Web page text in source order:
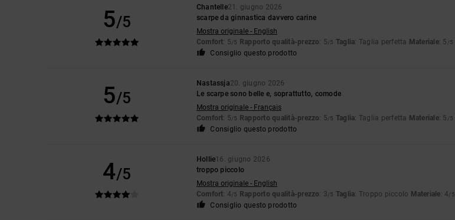
5/5
Chantelle21. giugno 2026
scarpe da ginnastica davvero carine
Mostra originale - English
Comfort: 5/5 Rapporto qualità-prezzo: 5/5 Taglia: Taglia perfetta Materiale: 5 /5
Consiglio questo prodotto
5/5
Nastassja20. giugno 2026
Le scarpe sono belle e, soprattutto, comode
Mostra originale - Français
Comfort: 5/5 Rapporto qualità-prezzo: 5/5 Taglia: Taglia perfetta Materiale: 5 /5
Consiglio questo prodotto
4/5
Hollie16. giugno 2026
troppo piccolo
Mostra originale - English
Comfort: 4/5 Rapporto qualità-prezzo: 3/5 Taglia: Troppo piccolo Materiale: 4/5
Consiglio questo prodotto